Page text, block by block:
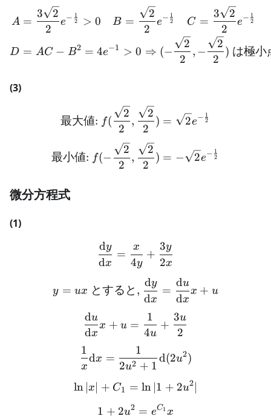
\begin{aligned} A &=
A
D
=
2
3 2
e− 2
1 > 0 B =
2
2
e− 2
1
C =
2
3 2
e− 2
1
= AC − B2 = 4e−1 > 0 ⇒ (−
2
2
, −
2
2
) は極小
(3)
\text{最大値:
最大値: f(
2
2
,
2
2
) = 2e− 2
1
\text{最小値: }f(-
最小値: f(−
2
2
,
2
2
) = − 2e− 2
1
微分方程式
(1)
dx
dy
=
4y
x
+
2x
3y
y = ux\text{ とすると
y = ux とすると ,
dx
dy
=
dx
du
x + u
dx
du
x + u =
4u
1
+
2
3u
\frac{1}{x}\text{d}x =
x
1
dx =
2u2 + 1
1
d(2u2)
\ln|x| + C_1 = \ln|1 +
ln ∣x + C1 = ln ∣1 + 2u2
1 + 2u^2 = e^{C_1}x
1 + 2u2 = eC1x